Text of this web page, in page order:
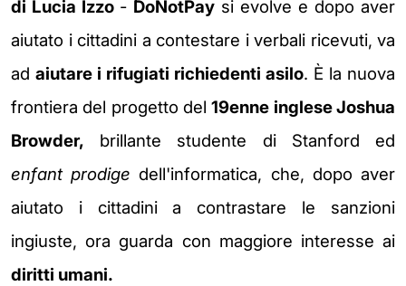
di Lucia Izzo - DoNotPay si evolve e dopo aver
aiutato i cittadini a contestare i verbali ricevuti, va
ad aiutare i rifugiati richiedenti asilo. È la nuova
frontiera del progetto del19enne inglese Joshua
Browder, brillante studente di Stanford ed
enfant prodige dell'informatica, che, dopo aver
aiutato i cittadini a contrastare le sanzioni
ingiuste, ora guarda con maggiore interesse ai
diritti umani.